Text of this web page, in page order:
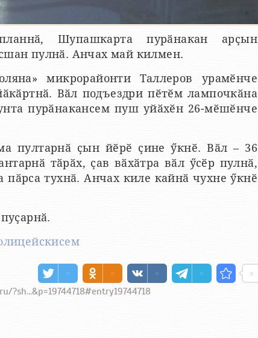
Шупашкарта пурӑнакан арҫын
пулнӑ. Анчах май килмен.
микрорайонти Таллеров урамӗнче
Вӑл подъездри пӗтӗм лампочкӑна
пурӑнакансем пуш уйӑхӗн 26-мӗшӗнче
пултарнӑ ҫын йӗрӗ ҫине ӳкнӗ. Вӑл – 36
тӑрӑх, ҫав вӑхӑтра вӑл ӳсӗр пулнӑ,
пӑрса тухнӑ. Анчах киле кайнӑ чухне ӳкнӗ
?sh...&p=19744718#entry19744718